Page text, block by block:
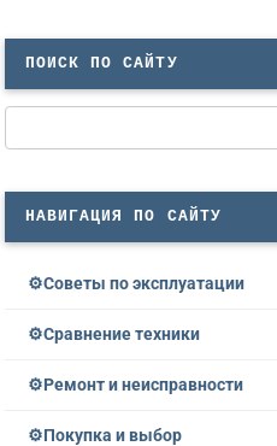
ПОИСК ПО САЙТУ
НАВИГАЦИЯ ПО САЙТУ
Советы по эксплуатации
Сравнение техники
Ремонт и неисправности
Покупка и выбор